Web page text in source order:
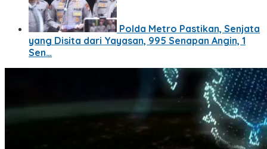
Polda Metro Pastikan, Senjata
yang Disita dari Yayasan, 995 Senapan Angin, 1
Sen…